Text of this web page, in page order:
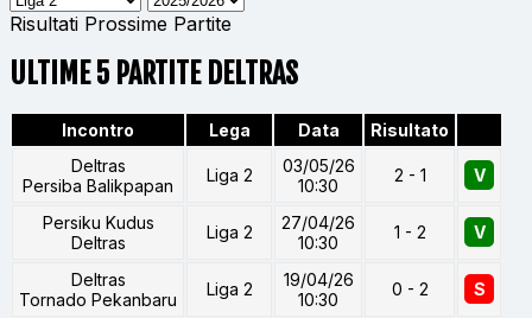
Risultati Prossime Partite
ULTIME 5 PARTITE DELTRAS
Incontro Lega Data
Risultato
Deltras
Persiba Balikpapan
Liga 2
03/05/26
10:30
2 - 1 V
Persiku Kudus
Deltras
Liga 2
27/04/26
10:30
1 - 2 V
Deltras
Tornado Pekanbaru
Liga 2
19/04/26
10:30
0 - 2 S